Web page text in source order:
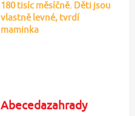
180 tisíc měsíčně. Děti jsou
vlastně levné, tvrdí
maminka
Abecedazahrady